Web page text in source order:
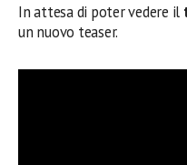
In attesa di poter vedere il
un nuovo teaser.